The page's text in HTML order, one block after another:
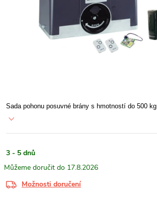
Sada pohonu posuvné brány s hmotností do 500 kg
3 - 5 dnů
17.8.2026
Možnosti doručení